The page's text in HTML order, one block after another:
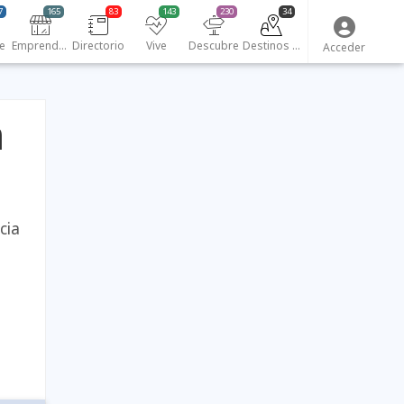
Emprendedores
165
Directorio
83
Vive
143
Descubre
230
Destinos turísticos
34
Acceder